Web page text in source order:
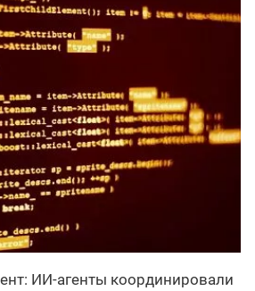
ИИ-агенты координировали